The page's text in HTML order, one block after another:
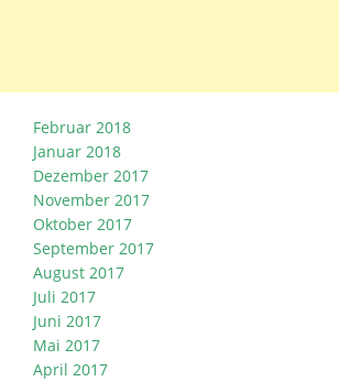
Februar 2018
Januar 2018
Dezember 2017
November 2017
Oktober 2017
September 2017
August 2017
Juli 2017
Juni 2017
Mai 2017
April 2017